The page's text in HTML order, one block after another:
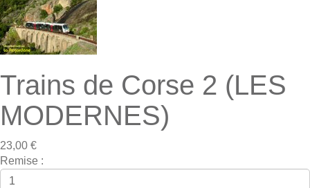
Trains de Corse 2 (LES
MODERNES)
23,00 €
Remise :